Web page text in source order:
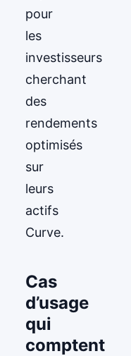
pour
les
investisseurs
cherchant
des
rendements
optimisés
sur
leurs
actifs
Curve.
Cas
d’usage
qui
comptent